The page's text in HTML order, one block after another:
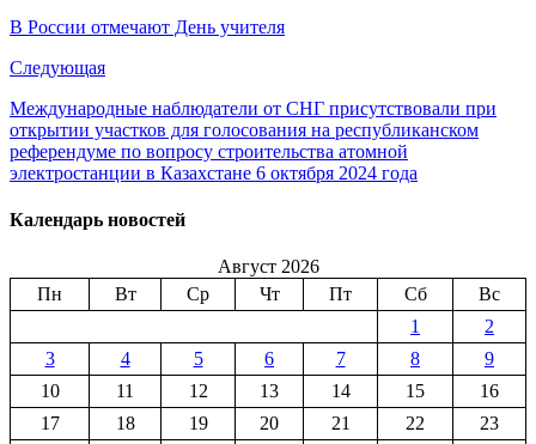
В России отмечают День учителя
Следующая
Международные наблюдатели от СНГ присутствовали при
открытии участков для голосования на республиканском
референдуме по вопросу строительства атомной
электростанции в Казахстане 6 октября 2024 года
Календарь новостей
Август 2026
Пн
Вт Ср Чт Пт Сб
Вс
1
2
3
4 5 6 7 8
9
10
11 12 13 14 15
16
17
18 19 20 21 22
23